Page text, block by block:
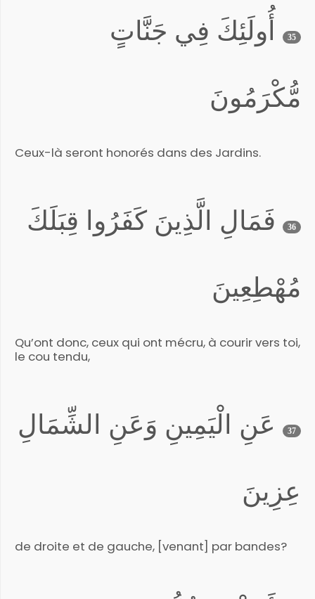
35 أُولَئِكَ فِي جَنَّاتٍ
مُّكْرَمُونَ
Ceux-là seront honorés dans des Jardins.
36 فَمَالِ الَّذِينَ كَفَرُوا قِبَلَكَ
مُهْطِعِينَ
Qu’ont donc, ceux qui ont mécru, à courir vers toi,
le cou tendu,
37 عَنِ الْيَمِينِ وَعَنِ الشِّمَالِ
عِزِينَ
de droite et de gauche, [venant] par bandes?